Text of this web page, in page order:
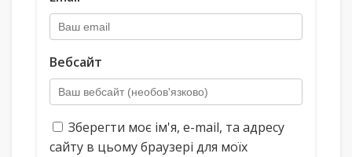
Вебсайт
Зберегти моє ім'я, e-mail, та адресу
сайту в цьому браузері для моїх